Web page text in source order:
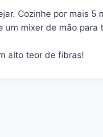
Cozinhe por mais 5
mixer de mão
alto teor de fibras!